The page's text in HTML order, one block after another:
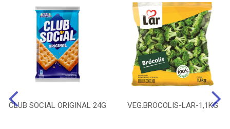
CLUB SOCIAL ORIGINAL 24G VEG.BROCOLIS-LAR-1,1KG